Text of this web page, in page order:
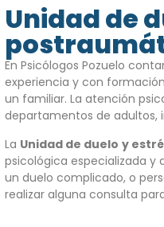
Unidad de
En Psicólogos Pozuelo
experiencia y con
un familiar. La atención
departamentos de adultos,
La Unidad de duelo y
psicológica especializada y
un duelo complicado, o
realizar alguna consulta